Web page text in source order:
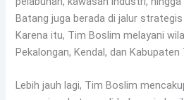
Batang juga berada di jalur
Karena itu, Tim Boslim melayani
Pekalongan, Kendal, dan Kabupaten
Lebih jauh lagi, Tim Boslim